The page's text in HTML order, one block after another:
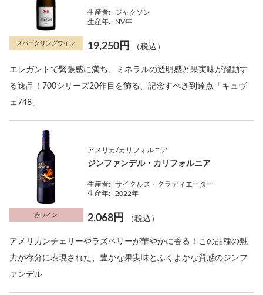
スパークリングワイン
生産者:
ジャクソン
生産年:
NV年
19,250円 （税込）
エレガントで緊張感に満ち、ミネラルの透明感と果実味が躍動す
る逸品！700シリーズ20作目を飾る、記念すべき到達点「キュヴ
ェ748」
赤ワイン
アメリカ/カリフォルニア
ジンファンデル・カリフォルニア
生産者:
サイクルズ・グラディエーター
生産年:
2022年
2,068円 （税込）
アメリカンチェリーやラズベリーが華やかに香る！この品種の魅
力が存分に表現された、豊かな果実味とふくよかな質感のジンフ
ァンデル